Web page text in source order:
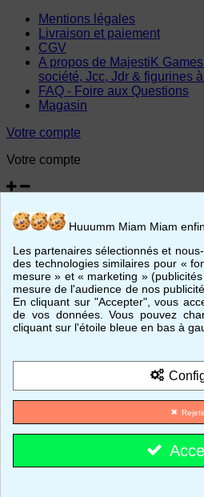
Mentions légales
Livraison et paiement
CGV
A propos de MajestiK
société, Jcc, Jdr & figurines
FAQ - Foire aux Questions
Magasin
Votre compte
Votre compte
Informations personnelles
Retours produit
Avoirs
Adresses
Bons de réduction
© 2026 - MajestiK Games
Huuumm Miam Miam
Les partenaires sélectionnés et
des technologies similaires pour «
mesure » et « marketing »
mesure de l'audience de nos
En cliquant sur "Accepter", vous
de vos données. Vous pouvez
cliquant sur l'étoile bleue en bas à